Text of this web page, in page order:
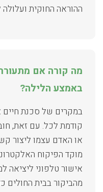
ההוראה החוקית ועלולה
מה קורה אם
באמצע הלילה?
במקרים של סכנת חיים
קודמת לכל. עם זאת,
או האדם עצמו ליצור
מוקד הפיקוח
אישור טלפוני ליציאה
מהביקור בבית החולים